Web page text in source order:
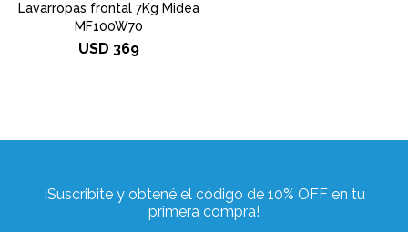
Lavarropas frontal 7Kg Midea
MF100W70
USD 369
¡Suscribite y obtené el código de 10% OFF en tu
primera compra!